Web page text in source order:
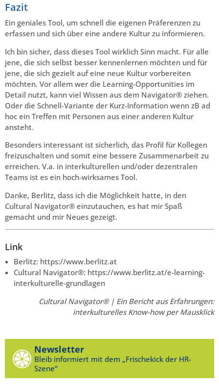
Fazit
Ein geniales Tool, um schnell die eigenen Präferenzen zu
erfassen und sich über eine andere Kultur zu informieren.
Ich bin sicher, dass dieses Tool wirklich Sinn macht. Für alle
jene, die sich selbst besser kennenlernen möchten und für
jene, die sich gezielt auf eine neue Kultur vorbereiten
möchten. Vor allem wer die Learning-Opportunities im
Detail nutzt, kann viel Wissen aus dem Navigator® ziehen.
Oder die Schnell-Variante der Kurz-Information wenn zB ad
hoc ein Treffen mit Personen aus einer anderen Kultur
ansteht.
Besonders interessant ist sicherlich, das Profil für Kollegen
freizuschalten und somit eine bessere Zusammenarbeit zu
erreichen. V.a. in interkulturellen und/oder dezentralen
Teams ist es ein hoch-wirksames Tool.
Danke, Berlitz, dass ich die Möglichkeit hatte, in den
Cultural Navigator® einzutauchen, es hat mir Spaß
gemacht und mir Neues gezeigt.
Link
Berlitz: https://www.berlitz.at
Cultural Navigator®: https://www.berlitz.at/e-learning-
interkulturelle-grundlagen
Cultural Navigator® | Ein Bericht aus Erfahrungen:
interkulturelles Know-how per Mausklick
Newsletter
Bleib informiert mit dem „Frischekick der HR-
Szene“